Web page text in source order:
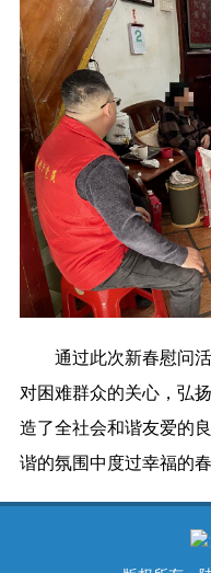
通过此次新春慰问活
对困难群众的关心，弘
造了全社会和谐友爱的
谐的氛围中度过幸福的春